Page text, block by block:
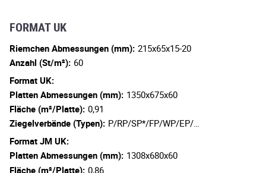
FORMAT UK
Riemchen Abmessungen (mm): 215x65x15-20
Anzahl (St/m²): 60
Format UK:
Platten Abmessungen (mm): 1350x675x60
Fläche (m²/Platte): 0,91
Ziegelverbände (Typen): P/RP/SP*/FP/WP/EP/…
Format JM UK:
Platten Abmessungen (mm): 1308x680x60
Fläche (m²/Platte): 0,86